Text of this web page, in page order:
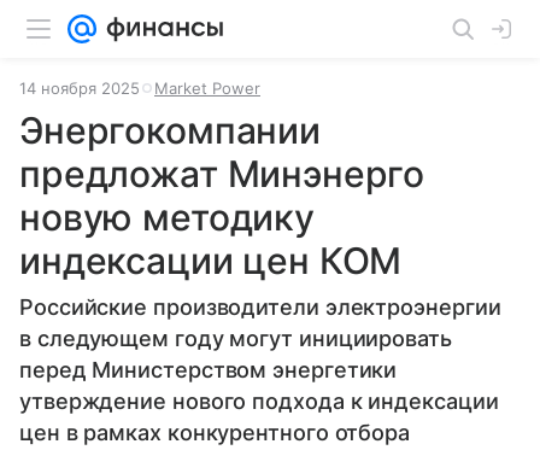
14 ноября 2025 Market Power
Энергокомпании
предложат Минэнерго
новую методику
индексации цен КОМ
Российские производители электроэнергии
в следующем году могут инициировать
перед Министерством энергетики
утверждение нового подхода к индексации
цен в рамках конкурентного отбора